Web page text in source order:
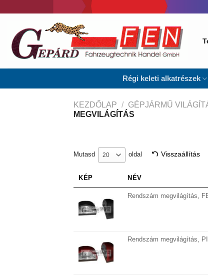
to
Régi keleti alkatrészek
KEZDŐLAP / GÉPJÁRMŰ
MEGVILÁGÍTÁS
Mutasd 20 oldal Visszaállítás
KÉP NÉV
Rendszám megvilágítás,
Rendszám megvilágítás,